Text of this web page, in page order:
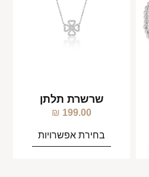
שרשרת תלתן
199.00
₪
בחירת אפשרויות